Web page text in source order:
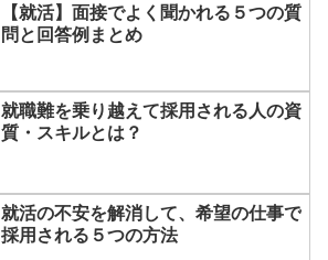
【就活】面接でよく聞かれる５つの質
問と回答例まとめ
就職難を乗り越えて採用される人の資
質・スキルとは？
就活の不安を解消して、希望の仕事で
採用される５つの方法